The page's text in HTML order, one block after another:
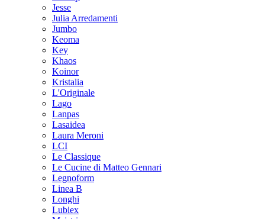
Jesse
Julia Arredamenti
Jumbo
Keoma
Key
Khaos
Koinor
Kristalia
L'Originale
Lago
Lanpas
Lasaidea
Laura Meroni
LCI
Le Classique
Le Cucine di Matteo Gennari
Legnoform
Linea B
Longhi
Lubiex